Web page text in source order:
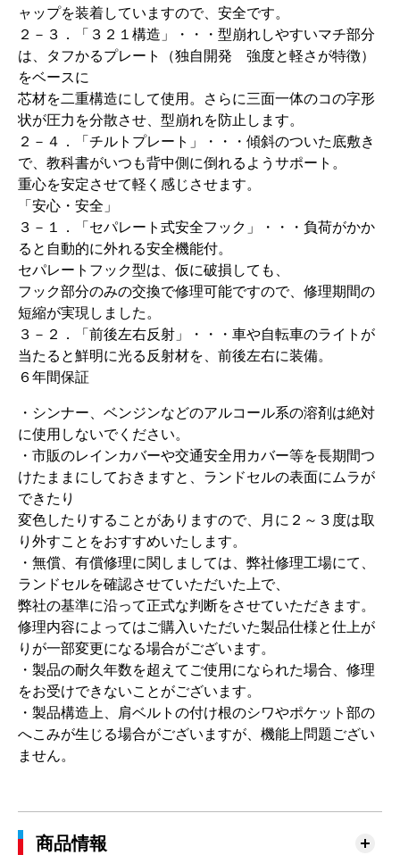
ャップを装着していますので、安全です。
２－３．「３２１構造」・・・型崩れしやすいマチ部分
は、タフかるプレート（独自開発 強度と軽さが特徴）
をベースに
芯材を二重構造にして使用。さらに三面一体のコの字形
状が圧力を分散させ、型崩れを防止します。
２－４．「チルトプレート」・・・傾斜のついた底敷き
で、教科書がいつも背中側に倒れるようサポート。
重心を安定させて軽く感じさせます。
「安心・安全」
３－１．「セパレート式安全フック」・・・負荷がかか
ると自動的に外れる安全機能付。
セパレートフック型は、仮に破損しても、
フック部分のみの交換で修理可能ですので、修理期間の
短縮が実現しました。
３－２．「前後左右反射」・・・車や自転車のライトが
当たると鮮明に光る反射材を、前後左右に装備。
６年間保証
・シンナー、ベンジンなどのアルコール系の溶剤は絶対
に使用しないでください。
・市販のレインカバーや交通安全用カバー等を長期間つ
けたままにしておきますと、ランドセルの表面にムラが
できたり
変色したりすることがありますので、月に２～３度は取
り外すことをおすすめいたします。
・無償、有償修理に関しましては、弊社修理工場にて、
ランドセルを確認させていただいた上で、
弊社の基準に沿って正式な判断をさせていただきます。
修理内容によってはご購入いただいた製品仕様と仕上が
りが一部変更になる場合がございます。
・製品の耐久年数を超えてご使用になられた場合、修理
をお受けできないことがございます。
・製品構造上、肩ベルトの付け根のシワやポケット部の
へこみが生じる場合がございますが、機能上問題ござい
ません。
商品情報